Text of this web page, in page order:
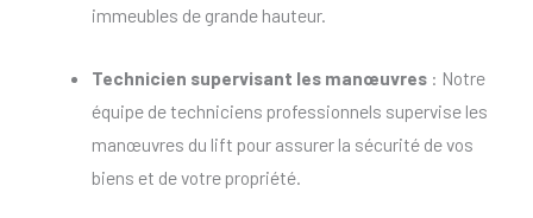
immeubles de grande hauteur.
Technicien supervisant les manœuvres: Notre
équipe de techniciens professionnels supervise les
manœuvres du lift pour assurer la sécurité de vos
biens et de votre propriété.